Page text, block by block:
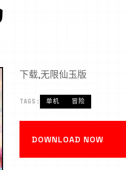
下载,无限仙玉版
TAGS: 单机 冒险
DOWNLOAD NOW